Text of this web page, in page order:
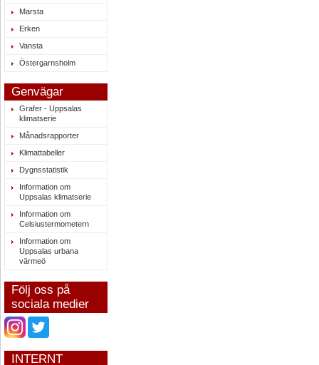
Marsta
Erken
Vansta
Östergarnsholm
Genvägar
Grafer - Uppsalas
klimatserie
Månadsrapporter
Klimattabeller
Dygnsstatistik
Information om
Uppsalas klimatserie
Information om
Celsiustermometern
Information om
Uppsalas urbana
värmeö
Följ oss på
sociala medier
INTERNT